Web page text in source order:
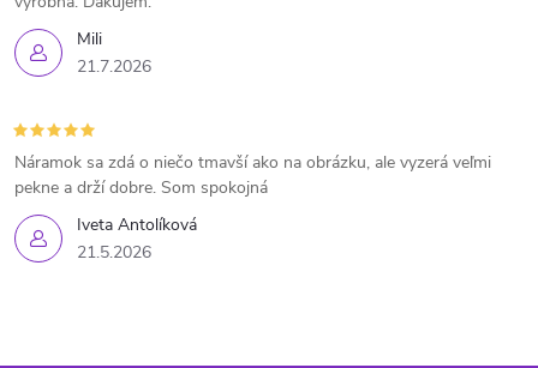
Mili
21.7.2026
Iveta Antolíková
21.5.2026
Náramok sa zdá o niečo tmavší ako na obrázku, ale vyzerá veľmi
pekne a drží dobre. Som spokojná